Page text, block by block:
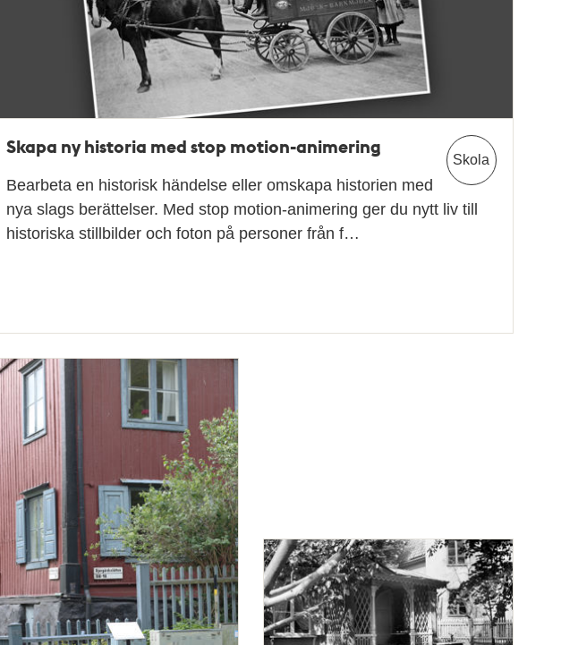
Skola
Skapa ny historia med stop motion-animering
Bearbeta en historisk händelse eller omskapa historien med
nya slags berättelser. Med stop motion-animering ger du nytt liv till
historiska stillbilder och foton på personer från f…